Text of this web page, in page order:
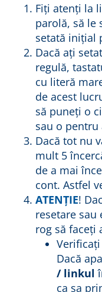
Fiți atenți la
parolă, să le
setată inițial
Dacă ați
regulă,
cu literă
de acest
să puneți o
sau o pentru
Dacă tot nu
mult 5
de a mai
cont. Astfel
ATENȚIE!
resetare
rog să faceți
Dacă
/ linkul
ca sa